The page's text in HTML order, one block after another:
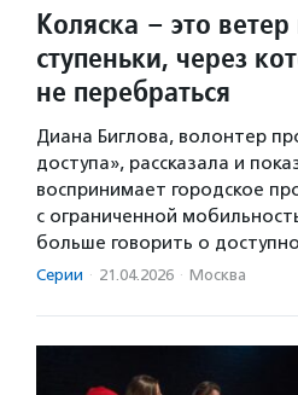
Коляска – это
ступеньки, через
не перебраться
Диана Биглова, волонтер
доступа», рассказала и
воспринимает городское
с ограниченной
больше говорить о
Серии · 21.04.2026 · Москва